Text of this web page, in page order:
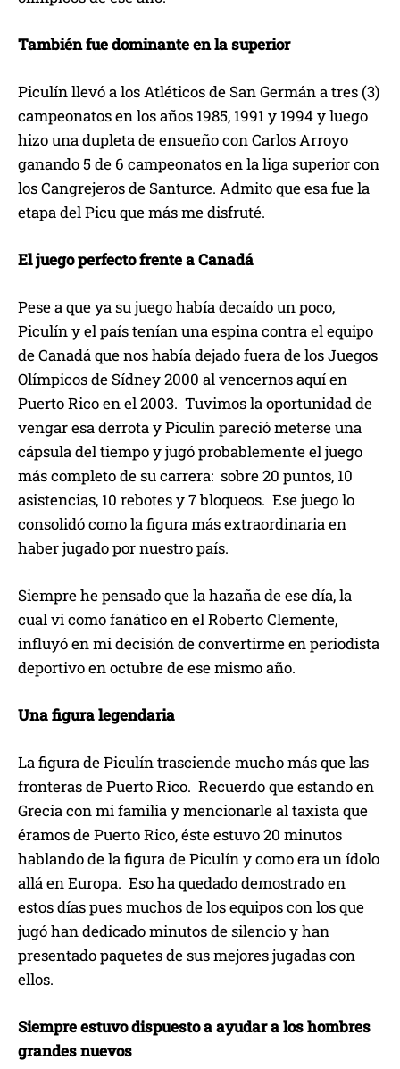
También fue dominante en la superior
Piculín llevó a los Atléticos de San Germán a tres (3)
campeonatos en los años 1985, 1991 y 1994 y luego
hizo una dupleta de ensueño con Carlos Arroyo
ganando 5 de 6 campeonatos en la liga superior con
los Cangrejeros de Santurce. Admito que esa fue la
etapa del Picu que más me disfruté.
El juego perfecto frente a Canadá
Pese a que ya su juego había decaído un poco,
Piculín y el país tenían una espina contra el equipo
de Canadá que nos había dejado fuera de los Juegos
Olímpicos de Sídney 2000 al vencernos aquí en
Puerto Rico en el 2003. Tuvimos la oportunidad de
vengar esa derrota y Piculín pareció meterse una
cápsula del tiempo y jugó probablemente el juego
más completo de su carrera: sobre 20 puntos, 10
asistencias, 10 rebotes y 7 bloqueos. Ese juego lo
consolidó como la figura más extraordinaria en
haber jugado por nuestro país.
Siempre he pensado que la hazaña de ese día, la
cual vi como fanático en el Roberto Clemente,
influyó en mi decisión de convertirme en periodista
deportivo en octubre de ese mismo año.
Una figura legendaria
La figura de Piculín trasciende mucho más que las
fronteras de Puerto Rico. Recuerdo que estando en
Grecia con mi familia y mencionarle al taxista que
éramos de Puerto Rico, éste estuvo 20 minutos
hablando de la figura de Piculín y como era un ídolo
allá en Europa. Eso ha quedado demostrado en
estos días pues muchos de los equipos con los que
jugó han dedicado minutos de silencio y han
presentado paquetes de sus mejores jugadas con
ellos.
Siempre estuvo dispuesto a ayudar a los hombres
grandes nuevos